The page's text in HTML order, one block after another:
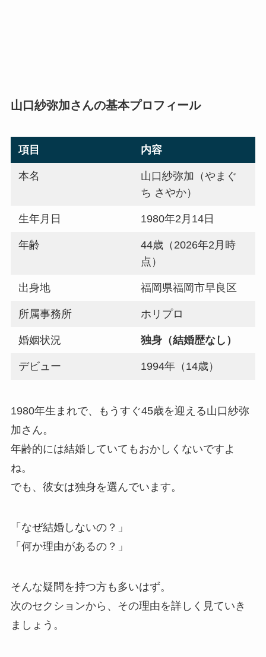
山口紗弥加さんの基本プロフィール
項目 内容
本名
山口紗弥加（やまぐ
ち さやか）
生年月日 1980年2月14日
年齢
44歳（2026年2月時
点）
出身地 福岡県福岡市早良区
所属事務所 ホリプロ
婚姻状況 独身（結婚歴なし）
デビュー 1994年（14歳）
1980年生まれで、もうすぐ45歳を迎える山口紗弥
加さん。
年齢的には結婚していてもおかしくないですよ
ね。
でも、彼女は独身を選んでいます。
「なぜ結婚しないの？」
「何か理由があるの？」
そんな疑問を持つ方も多いはず。
次のセクションから、その理由を詳しく見ていき
ましょう。